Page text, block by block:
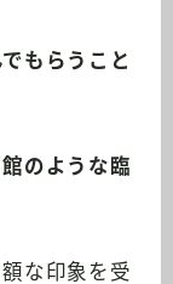
もらうこと
のような臨
な印象を受